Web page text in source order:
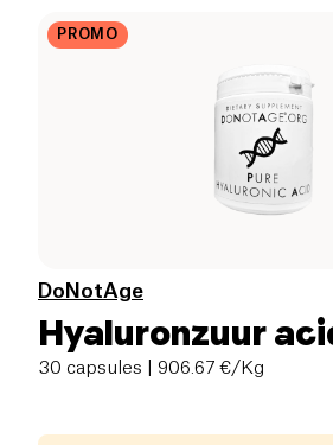
PROMO
DoNotAge
Hyaluronzuur
30 capsules | 906.67 €/Kg